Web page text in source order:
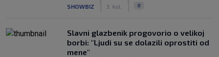
SHOWBIZ 3. kol. 0
Slavni glazbenik progovorio o velikoj
borbi: "Ljudi su se dolazili oprostiti od
mene"